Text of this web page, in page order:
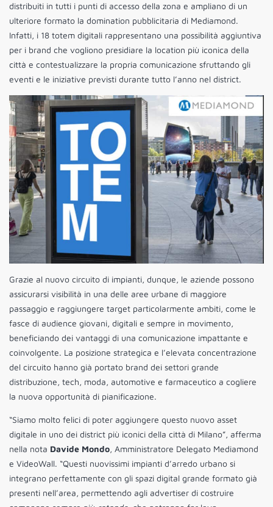
distribuiti in tutti i punti di accesso della zona e ampliano di un
ulteriore formato la domination pubblicitaria di Mediamond.
Infatti, i 18 totem digitali rappresentano una possibilità aggiuntiva
per i brand che vogliono presidiare la location più iconica della
città e contestualizzare la propria comunicazione sfruttando gli
eventi e le iniziative previsti durante tutto l’anno nel district.
Grazie al nuovo circuito di impianti, dunque, le aziende possono
assicurarsi visibilità in una delle aree urbane di maggiore
passaggio e raggiungere target particolarmente ambiti, come le
fasce di audience giovani, digitali e sempre in movimento,
beneficiando dei vantaggi di una comunicazione impattante e
coinvolgente. La posizione strategica e l’elevata concentrazione
del circuito hanno già portato brand dei settori grande
distribuzione, tech, moda, automotive e farmaceutico a cogliere
la nuova opportunità di pianificazione.
“Siamo molto felici di poter aggiungere questo nuovo asset
digitale in uno dei district più iconici della città di Milano”, afferma
nella nota Davide Mondo, Amministratore Delegato Mediamond
e VideoWall. “Questi nuovissimi impianti d’arredo urbano si
integrano perfettamente con gli spazi digital grande formato già
presenti nell’area, permettendo agli advertiser di costruire